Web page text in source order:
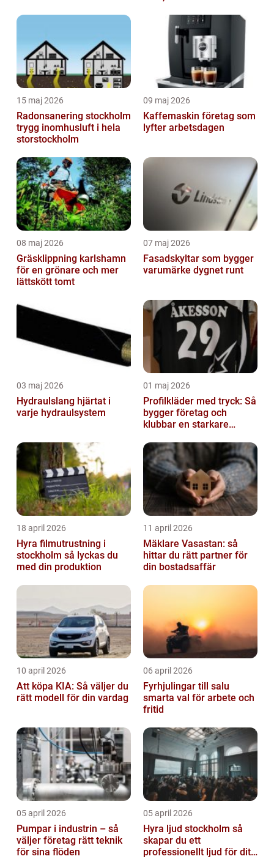
15 maj 2026
Radonsanering stockholm
trygg inomhusluft i hela
storstockholm
09 maj 2026
Kaffemaskin företag som
lyfter arbetsdagen
08 maj 2026
Gräsklippning karlshamn
för en grönare och mer
lättskött tomt
07 maj 2026
Fasadskyltar som bygger
varumärke dygnet runt
03 maj 2026
Hydraulslang hjärtat i
varje hydraulsystem
01 maj 2026
Profilkläder med tryck: Så
bygger företag och
klubbar en starkare
18 april 2026
Hyra filmutrustning i
stockholm så lyckas du
med din produktion
11 april 2026
Mäklare Vasastan: så
hittar du rätt partner för
din bostadsaffär
10 april 2026
Att köpa KIA: Så väljer du
rätt modell för din vardag
06 april 2026
Fyrhjulingar till salu
smarta val för arbete och
fritid
05 april 2026
Pumpar i industrin – så
väljer företag rätt teknik
för sina flöden
05 april 2026
Hyra ljud stockholm så
skapar du ett
professionellt ljud för ditt